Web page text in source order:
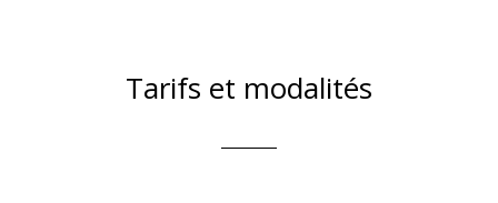
Tarifs et modalités